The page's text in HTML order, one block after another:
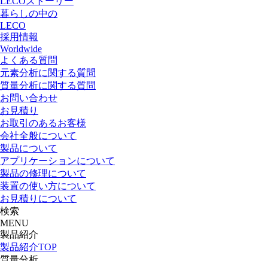
暮らしの中の
LECO
採用情報
Worldwide
よくある質問
元素分析に関する質問
質量分析に関する質問
お問い合わせ
お見積り
お取引のあるお客様
会社全般について
製品について
アプリケーションについて
製品の修理について
装置の使い方について
お見積りについて
検索
MENU
製品紹介
製品紹介TOP